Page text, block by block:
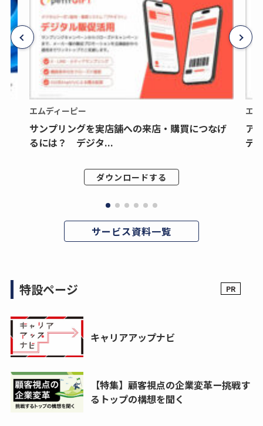
エムディーピー
サンプリングを実店舗への来店・購買につなげ
るには？ デジタ...
ダウンロードする
エ
ア
デ
サービス資料一覧
特設ページ
キャリアアップナビ
【特集】顧客視点の企業変革ー挑戦す
るトップの構想を聞く